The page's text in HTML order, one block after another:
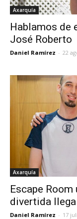
Axarquía
Hablamos de
José Roberto
Daniel Ramírez - 22
Axarquía
Escape
divertida
Daniel Ramírez - 17